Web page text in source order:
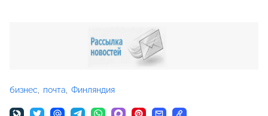
бизнес почта Финляндия